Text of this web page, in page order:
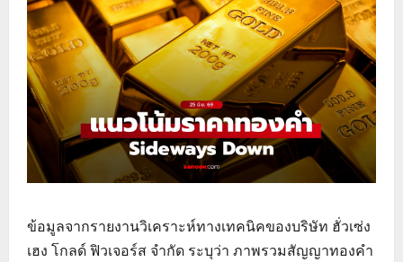
ข้อมูลจากรายงานวิเคราะห์ทางเทคนิคของบริษัท ฮั่วเซ่ง
เฮง โกลด์ ฟิวเจอร์ส จำกัด ระบุว่า ภาพรวมสัญญาทองคำ